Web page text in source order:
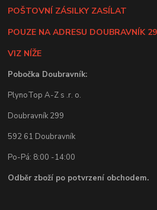
POŠTOVNÍ ZÁSILKY ZASÍLAT
POUZE NA ADRESU DOUBRAVNÍK
VIZ NÍŽE
Pobočka Doubravník:
PlynoTop A-Z s .r. o.
Doubravník 299
592 61 Doubravník
Po-Pá: 8:00 -14:00
Odběr zboží po potvrzení obchodem.